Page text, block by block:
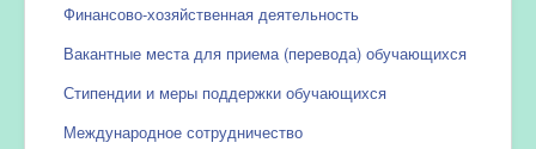
Финансово-хозяйственная деятельность
Вакантные места для приема (перевода) обучающихся
Стипендии и меры поддержки обучающихся
Международное сотрудничество